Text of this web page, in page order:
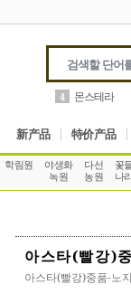
4 몬스테라
新产品 特价产品
학림원
야생화
녹원
다선
농원
꽃
나
아스타(빨강)
아스타(빨강)중품-노